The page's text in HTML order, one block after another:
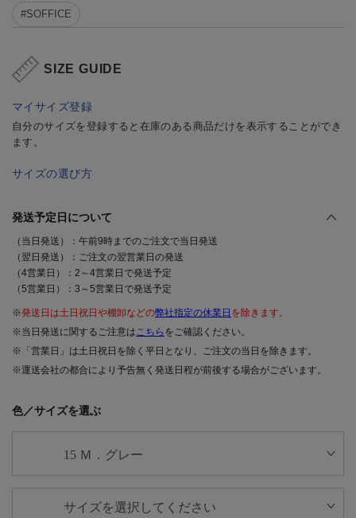
#SOFFICE
SIZE GUIDE
マイサイズ登録
自分のサイズを登録すると在庫のある商品だけを表示することができ
ます。
サイズの選び方
発送予定日について
（当日発送）：午前9時までのご注文で当日発送
（翌日発送）：ご注文の翌営業日の発送
（4営業日）：2～4営業日で発送予定
（5営業日）：3～5営業日で発送予定
※発送日は土日祝日や棚卸などの弊社指定の休業日 を除きます。
※当日発送に関するご注意はこちら をご確認ください。
※「営業日」は土日祝日を除く平日となり、ご注文の当日を除きます。
※運送会社の都合により予告無く発送日程が前後する場合がございます。
色／サイズを選ぶ